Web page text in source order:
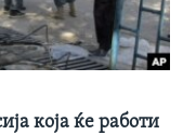
која ќе работи